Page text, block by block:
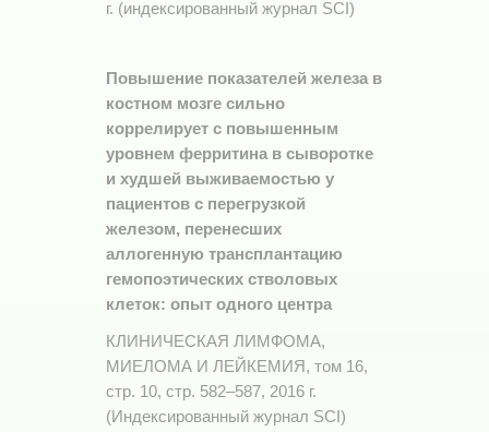
г. (индексированный журнал SCI)
Повышение показателей железа в
костном мозге сильно
коррелирует с повышенным
уровнем ферритина в сыворотке
и худшей выживаемостью у
пациентов с перегрузкой
железом, перенесших
аллогенную трансплантацию
гемопоэтических стволовых
клеток: опыт одного центра
КЛИНИЧЕСКАЯ ЛИМФОМА,
МИЕЛОМА И ЛЕЙКЕМИЯ, том 16,
стр. 10, стр. 582–587, 2016 г.
(Индексированный журнал SCI)